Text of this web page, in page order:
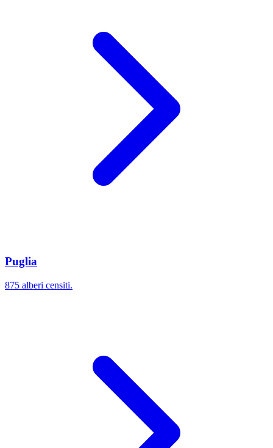
Puglia
875 alberi censiti.